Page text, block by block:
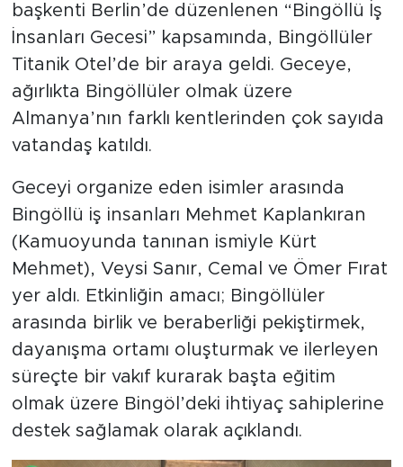
başkenti Berlin’de düzenlenen “Bingöllü İş
İnsanları Gecesi” kapsamında, Bingöllüler
Titanik Otel’de bir araya geldi. Geceye,
ağırlıkta Bingöllüler olmak üzere
Almanya’nın farklı kentlerinden çok sayıda
vatandaş katıldı.
Geceyi organize eden isimler arasında
Bingöllü iş insanları Mehmet Kaplankıran
(Kamuoyunda tanınan ismiyle Kürt
Mehmet), Veysi Sanır, Cemal ve Ömer Fırat
yer aldı. Etkinliğin amacı; Bingöllüler
arasında birlik ve beraberliği pekiştirmek,
dayanışma ortamı oluşturmak ve ilerleyen
süreçte bir vakıf kurarak başta eğitim
olmak üzere Bingöl’deki ihtiyaç sahiplerine
destek sağlamak olarak açıklandı.